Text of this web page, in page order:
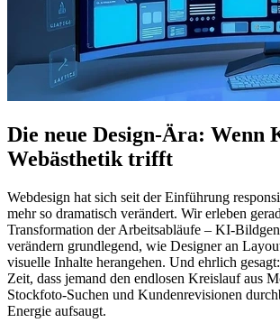
Die neue Design-Ära: Wenn
Webästhetik trifft
Webdesign hat sich seit der Einführung
mehr so dramatisch verändert. Wir erleben
Transformation der Arbeitsabläufe – KI-
verändern grundlegend, wie Designer an
visuelle Inhalte herangehen. Und ehrlich
Zeit, dass jemand den endlosen Kreislauf aus
Stockfoto-Suchen und Kundenrevisionen
Energie aufsaugt.